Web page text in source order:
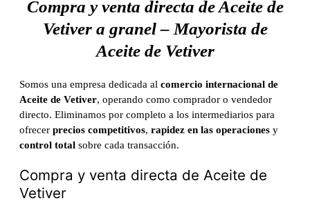
Compra y venta directa de Aceite de
Vetiver a granel – Mayorista de
Aceite de Vetiver
Somos una empresa dedicada al comercio internacional de
Aceite de Vetiver, operando como comprador o vendedor
directo. Eliminamos por completo a los intermediarios para
ofrecer precios competitivos, rapidez en las operaciones y
control total sobre cada transacción.
Compra y venta directa de Aceite de
Vetiver